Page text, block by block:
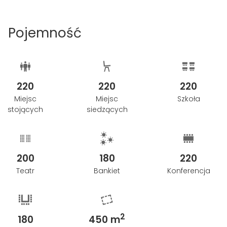
Pojemność
220
Miejsc
stojących
220
Miejsc
siedzących
220
Szkoła
200
Teatr
180
Bankiet
220
Konferencja
180 450 m2